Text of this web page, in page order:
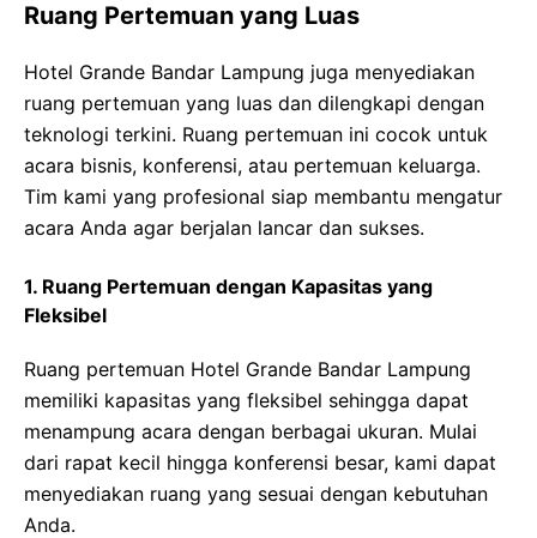
Ruang Pertemuan yang Luas
Hotel Grande Bandar Lampung juga menyediakan
ruang pertemuan yang luas dan dilengkapi dengan
teknologi terkini. Ruang pertemuan ini cocok untuk
acara bisnis, konferensi, atau pertemuan keluarga.
Tim kami yang profesional siap membantu mengatur
acara Anda agar berjalan lancar dan sukses.
1. Ruang Pertemuan dengan Kapasitas yang
Fleksibel
Ruang pertemuan Hotel Grande Bandar Lampung
memiliki kapasitas yang fleksibel sehingga dapat
menampung acara dengan berbagai ukuran. Mulai
dari rapat kecil hingga konferensi besar, kami dapat
menyediakan ruang yang sesuai dengan kebutuhan
Anda.